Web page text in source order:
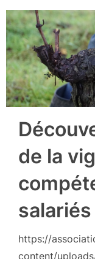
de la
salariés
https://
content/